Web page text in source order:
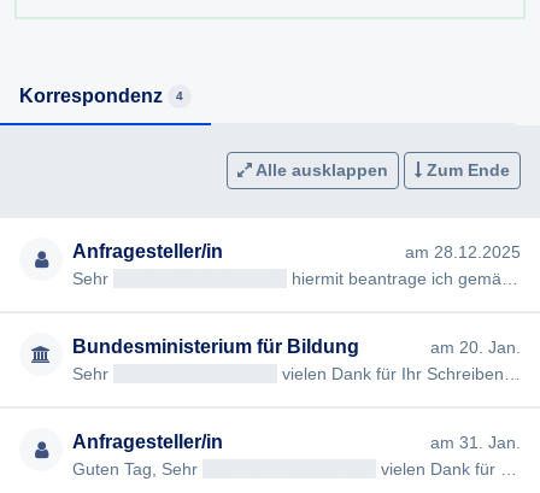
Korrespondenz 4
Alle ausklappen Zum Ende
Anfragesteller/in
am 28.12.2025
Sehr
hiermit beantrage ich gemäß § 7ff Informationsfreiheitsgesetz (IFG) die Erteilung fo…
Bundesministerium für Bildung
am 20. Jan.
Sehr
vielen Dank für Ihr Schreiben an das Bürger/innenservice des Bundesministeriums für B…
Anfragesteller/in
am 31. Jan.
Guten Tag, Sehr
vielen Dank für Ihre Antwort. Hiermit beantrage ich ergänzend gemäß de…